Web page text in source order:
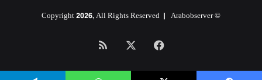
© Copyright 2026, All Rights Reserved |
Arabobserver
فيسبوك
الموقع